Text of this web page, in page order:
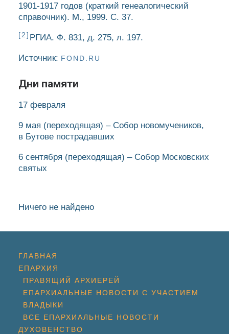
1901-1917 годов (краткий генеалогический
справочник). М., 1999. С. 37.
[2] РГИА. Ф. 831, д. 275, л. 197.
Источник: FOND.RU
Дни памяти
17 февраля
9 мая (переходящая) – Собор новомучеников,
в Бутове пострадавших
6 сентября (переходящая) – Собор Московских
святых
Ничего не найдено
ГЛАВНАЯ
ЕПАРХИЯ
ПРАВЯЩИЙ АРХИЕРЕЙ
ЕПАРХИАЛЬНЫЕ НОВОСТИ С УЧАСТИЕМ
ВЛАДЫКИ
ВСЕ ЕПАРХИАЛЬНЫЕ НОВОСТИ
ДУХОВЕНСТВО